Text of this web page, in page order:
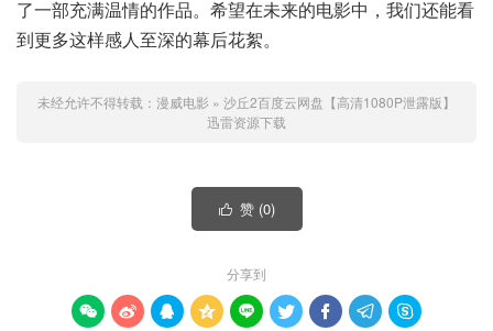
了一部充满温情的作品。希望在未来的电影中，我们还能看
到更多这样感人至深的幕后花絮。
未经允许不得转载： 漫威电影 » 沙丘2百度云网盘【高清1080P泄露版】
迅雷资源下载
 赞 (0)
分享到
        